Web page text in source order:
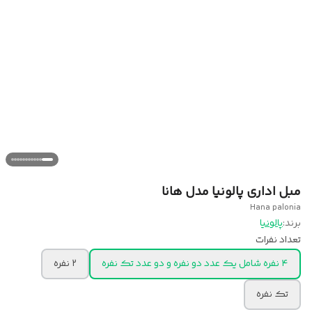
مبل اداری پالونیا مدل هانا
Hana palonia
برند:پالونیا
تعداد نفرات
۴ نفره شامل یک عدد دو نفره و دو عدد تک نفره
۲ نفره
تک نفره